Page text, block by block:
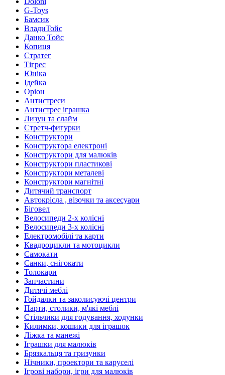
G-Toys
Бамсик
ВладиТойс
Данко Тойс
Копиця
Стратег
Тігрес
Юніка
Ідейка
Оріон
Антистреси
Антистрес іграшка
Лизун та слайм
Стретч-фигурки
Конструктори
Конструктора електроні
Конструктори для малюків
Конструктори пластикові
Конструктори металеві
Конструктори магнітні
Дитячий транспорт
Автокрісла , візочки та аксесуари
Біговел
Велосипеди 2-х колісні
Велосипеди 3-х колісні
Електромобілі та карти
Квадроцикли та мотоцикли
Самокати
Санки, снігокати
Толокари
Запчастини
Дитячі меблі
Гойдалки та заколисуючі центри
Парти, столики, м'які меблі
Стільчики для годування, ходунки
Килимки, кошики для іграшок
Ліжка та манежі
Іграшки для малюків
Брязкальця та гризунки
Нічники, проектори та каруселі
Ігрові набори, ігри для малюків